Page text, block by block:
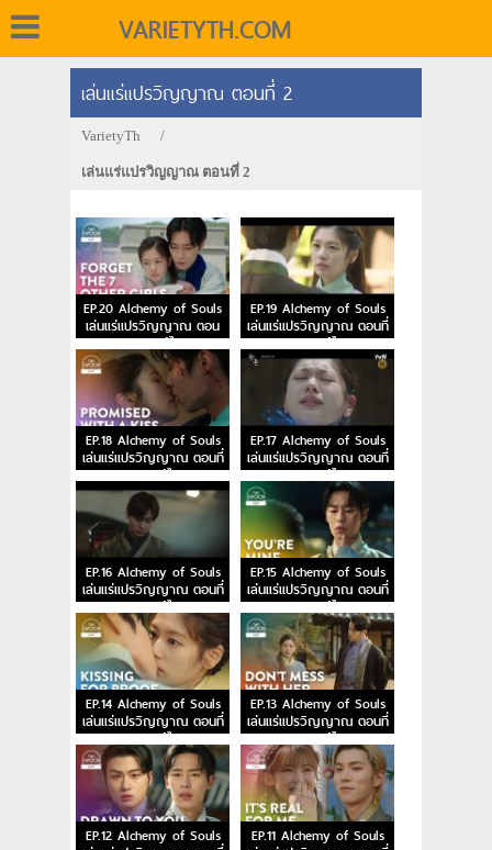
VARIETYTH.COM
เล่นแร่แปรวิญญาณ ตอนที่ 2
VarietyTh /
เล่นแร่แปรวิญญาณ ตอนที่ 2
EP.20 Alchemy of Souls
เล่นแร่แปรวิญญาณ ตอน
จบ พากย์ไทย
EP.19 Alchemy of Souls
เล่นแร่แปรวิญญาณ ตอนที่
19 พากย์ไทย
EP.18 Alchemy of Souls
เล่นแร่แปรวิญญาณ ตอนที่
18 พากย์ไทย
EP.17 Alchemy of Souls
เล่นแร่แปรวิญญาณ ตอนที่
17 พากย์ไทย
EP.16 Alchemy of Souls
เล่นแร่แปรวิญญาณ ตอนที่
16 พากย์ไทย
EP.15 Alchemy of Souls
เล่นแร่แปรวิญญาณ ตอนที่
15 พากย์ไทย
EP.14 Alchemy of Souls
เล่นแร่แปรวิญญาณ ตอนที่
14 พากย์ไทย
EP.13 Alchemy of Souls
เล่นแร่แปรวิญญาณ ตอนที่
13 พากย์ไทย
EP.12 Alchemy of Souls
EP.11 Alchemy of Souls